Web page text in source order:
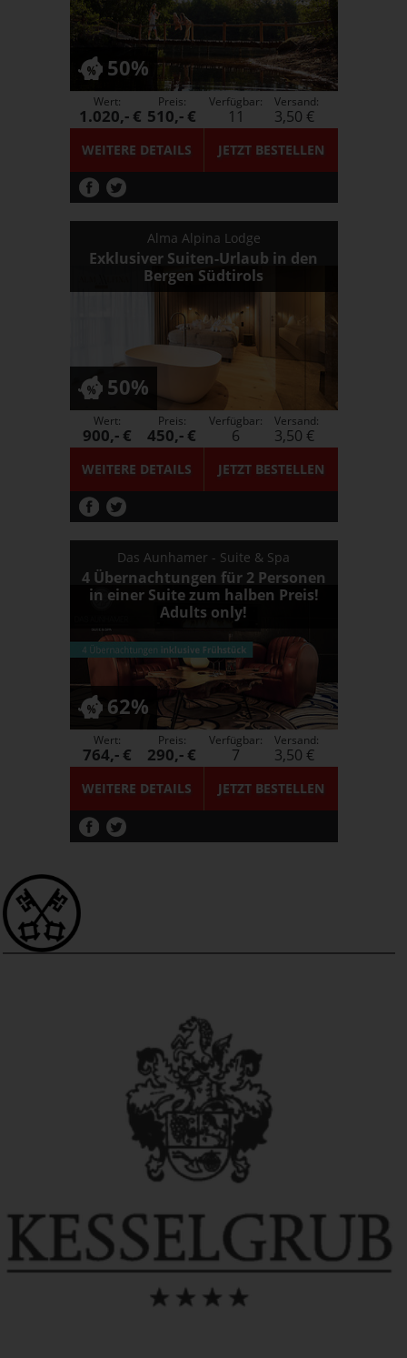
50%
WEITERE DETAILS JETZTBESTELLEN
Wert:
1.020,- €
Preis:
510,- €
Verfügbar:
11
Versand:
3,50 €
Alma Alpina Lodge
Exklusiver Suiten-Urlaub in den
Bergen Südtirols
50%
WEITERE DETAILS JETZTBESTELLEN
Wert:
900,- €
Preis:
450,- €
Verfügbar:
6
Versand:
3,50 €
Das Aunhamer - Suite & Spa
4 Übernachtungen für 2 Personen
in einer Suite zum halben Preis!
Adults only!
62%
WEITERE DETAILS JETZTBESTELLEN
Wert:
764,- €
Preis:
290,- €
Verfügbar:
7
Versand:
3,50 €